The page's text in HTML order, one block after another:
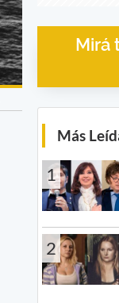
Mirá
Más
1
2